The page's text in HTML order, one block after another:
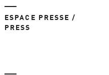
ESPACE PRESSE /
PRESS